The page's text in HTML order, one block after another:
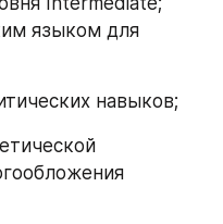
языком для
навыков;